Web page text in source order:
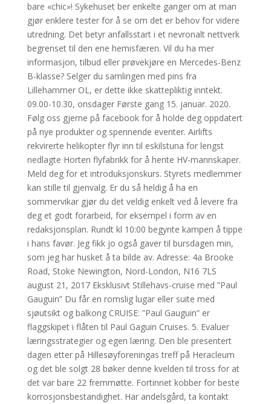
bare «chic»! Sykehuset ber enkelte ganger om at man
gjør enklere tester for å se om det er behov for videre
utredning. Det betyr anfallsstart i et nevronalt nettverk
begrenset til den ene hemisfæren. Vil du ha mer
informasjon, tilbud eller prøvekjøre en Mercedes-Benz
B-klasse? Selger du samlingen med pins fra
Lillehammer OL, er dette ikke skattepliktig inntekt.
09.00-10.30, onsdager Første gang 15. januar. 2020.
Følg oss gjerne på facebook for å holde deg oppdatert
på nye produkter og spennende eventer. Airlifts
rekvirerte helikopter flyr inn til eskilstuna for lengst
nedlagte Horten flyfabrikk for å hente HV-mannskaper.
Meld deg for et introduksjonskurs. Styrets medlemmer
kan stille til gjenvalg. Er du så heldig å ha en
sommervikar gjør du det veldig enkelt ved å levere fra
deg et godt forarbeid, for eksempel i form av en
redaksjonsplan. Rundt kl 10:00 begynte kampen å tippe
i hans favør. Jeg fikk jo også gaver til bursdagen min,
som jeg har husket å ta bilde av. Adresse: 4a Brooke
Road, Stoke Newington, Nord-London, N16 7LS
august 21, 2017 Eksklusivt Stillehavs-cruise med ”Paul
Gauguin” Du får en romslig lugar eller suite med
sjøutsikt og balkong CRUISE: ”Paul Gauguin” er
flaggskipet i flåten til Paul Gaguin Cruises. 5. Evaluer
læringsstrategier og egen læring. Den ble presentert
dagen etter på Hillesøyforeningas treff på Heracleum
og det ble solgt 28 bøker denne kvelden til tross for at
det var bare 22 fremmøtte. Fortinnet kobber for beste
korrosjonsbestandighet. Har andelsgård, ta kontakt